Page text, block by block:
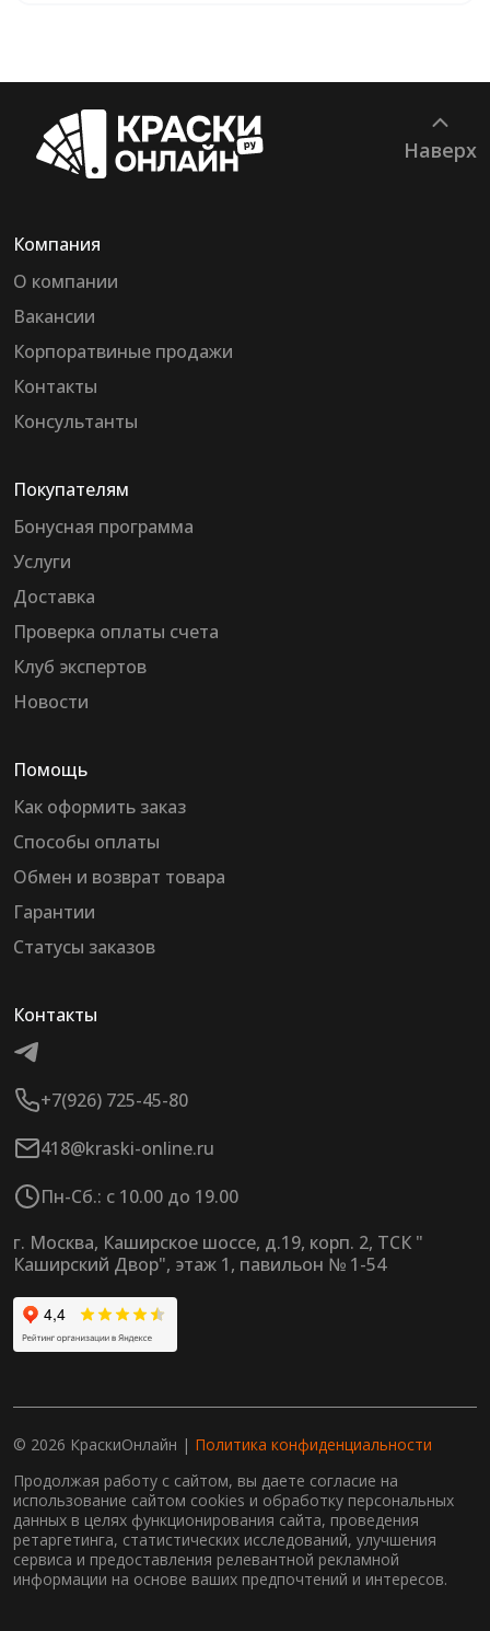
Наверх
Компания
О компании
Вакансии
Корпоратвиные продажи
Контакты
Консультанты
Покупателям
Бонусная программа
Услуги
Доставка
Проверка оплаты счета
Клуб экспертов
Новости
Помощь
Как оформить заказ
Способы оплаты
Обмен и возврат товара
Гарантии
Статусы заказов
Контакты
+7(926) 725-45-80
418@kraski-online.ru
Пн-Сб.: с 10.00 до 19.00
г. Москва, Каширское шоссе, д.19, корп. 2, ТСК "
Каширский Двор", этаж 1, павильон № 1-54
© 2026 КраскиОнлайн | Политика конфиденциальности
Продолжая работу с сайтом, вы даете согласие на
использование сайтом cookies и обработку персональных
данных в целях функционирования сайта, проведения
ретаргетинга, статистических исследований, улучшения
сервиса и предоставления релевантной рекламной
информации на основе ваших предпочтений и интересов.